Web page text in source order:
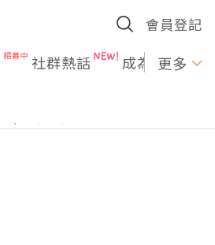
會員登記
社群熱話 成為U更多